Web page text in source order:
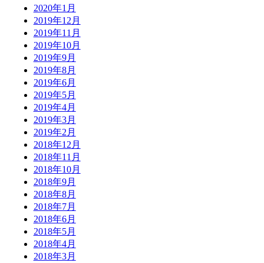
2020年1月
2019年12月
2019年11月
2019年10月
2019年9月
2019年8月
2019年6月
2019年5月
2019年4月
2019年3月
2019年2月
2018年12月
2018年11月
2018年10月
2018年9月
2018年8月
2018年7月
2018年6月
2018年5月
2018年4月
2018年3月